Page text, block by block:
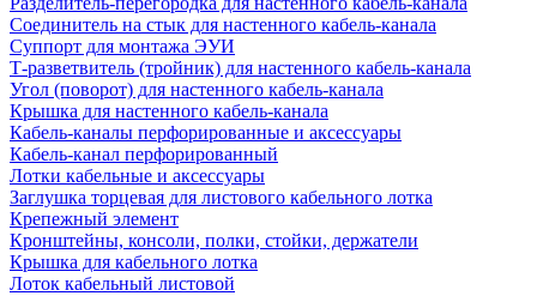
Соединитель на стык для настенного кабель-канала
Суппорт для монтажа ЭУИ
Т-разветвитель (тройник) для настенного кабель-канала
Угол (поворот) для настенного кабель-канала
Крышка для настенного кабель-канала
Кабель-каналы перфорированные и аксессуары
Кабель-канал перфорированный
Лотки кабельные и аксессуары
Заглушка торцевая для листового кабельного лотка
Крепежный элемент
Кронштейны, консоли, полки, стойки, держатели
Крышка для кабельного лотка
Лоток кабельный листовой